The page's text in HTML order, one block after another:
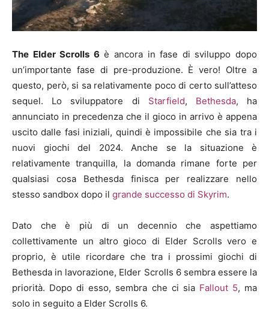
The Elder Scrolls 6 è ancora in fase di sviluppo dopo
un’importante fase di pre-produzione. È vero! Oltre a
questo, però, si sa relativamente poco di certo sull’atteso
sequel. Lo sviluppatore di Starfield, Bethesda, ha
annunciato in precedenza che il gioco in arrivo è appena
uscito dalle fasi iniziali, quindi è impossibile che sia tra i
nuovi giochi del 2024. Anche se la situazione è
relativamente tranquilla, la domanda rimane forte per
qualsiasi cosa Bethesda finisca per realizzare nello
stesso sandbox dopo il grande successo di Skyrim.
Dato che è più di un decennio che aspettiamo
collettivamente un altro gioco di Elder Scrolls vero e
proprio, è utile ricordare che tra i prossimi giochi di
Bethesda in lavorazione, Elder Scrolls 6 sembra essere la
priorità. Dopo di esso, sembra che ci sia Fallout 5, ma
solo in seguito a Elder Scrolls 6.